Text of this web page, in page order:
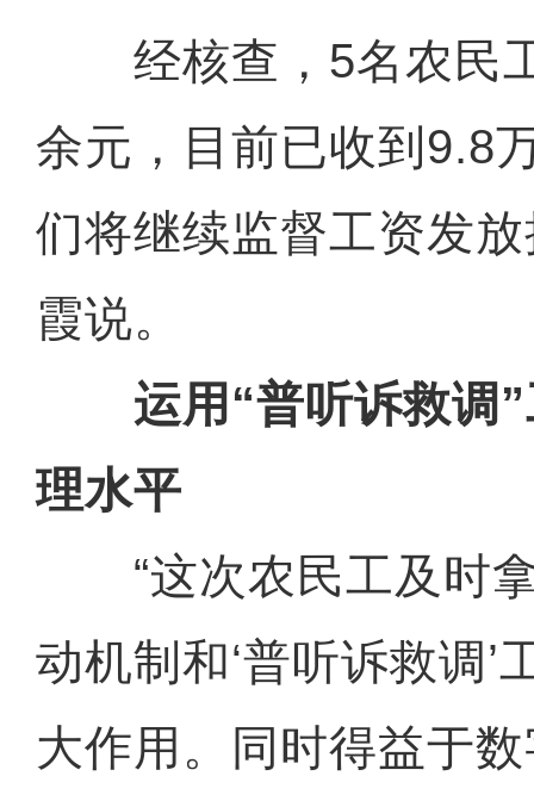
经核查，5名农民
余元，目前已收到9.8
们将继续监督工资发
霞说。
运用“普听诉救调”
理水平
“这次农民工及时拿
动机制和‘普听诉救调’
大作用。同时得益于